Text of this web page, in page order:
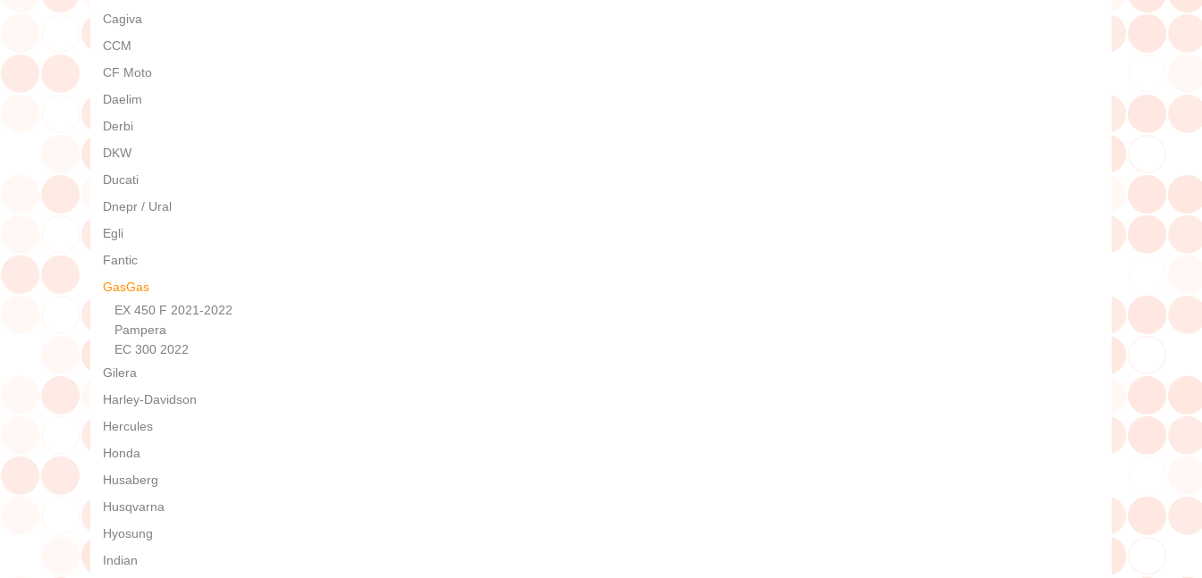
Cagiva
CCM
CF Moto
Daelim
Derbi
DKW
Ducati
Dnepr / Ural
Egli
Fantic
GasGas
EX 450 F 2021-2022
Pampera
EC 300 2022
Gilera
Harley-Davidson
Hercules
Honda
Husaberg
Husqvarna
Hyosung
Indian